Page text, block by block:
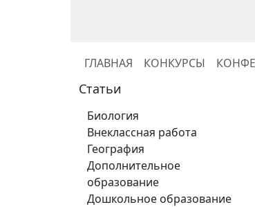
ГЛАВНАЯ КОНКУРСЫ
Статьи
Биология
Внеклассная работа
География
Дополнительное
образование
Дошкольное образование